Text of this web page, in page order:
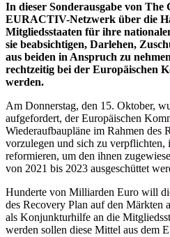
In dieser Sonderausgabe von
EURACTIV-Netzwerk über die
Mitgliedsstaaten für ihre
sie beabsichtigen, Darlehen,
aus beiden in Anspruch zu
rechtzeitig bei der Europäischen
werden.
Am Donnerstag, den 15. Oktober,
aufgefordert, der Europäischen
Wiederaufbaupläne im Rahmen des
vorzulegen und sich zu verpflichten,
reformieren, um den ihnen
von 2021 bis 2023 ausgeschüttet
Hunderte von Milliarden Euro will
des Recovery Plan auf den Märkten
als Konjunkturhilfe an die
werden sollen diese Mittel aus dem